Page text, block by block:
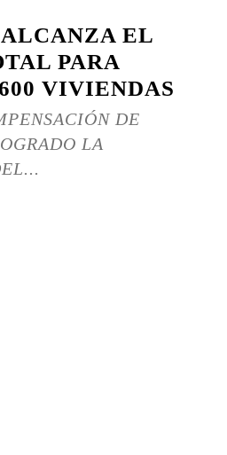
EL
PARA
VIVIENDAS
DE
LA